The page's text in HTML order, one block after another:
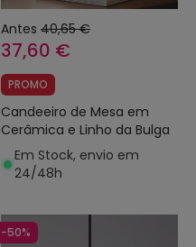
Antes 40,65 €
37,60 €
PROMO
Candeeiro de Mesa em
Cerâmica e Linho da Bulga
Em Stock, envio em
24/48h
-50%